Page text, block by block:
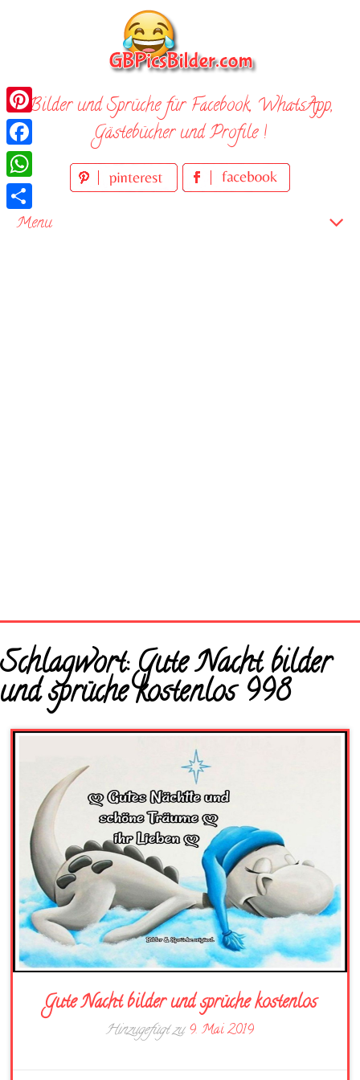
Bilder und Sprüche für Facebook, WhatsApp,
Gästebücher und Profile !
Menu
Startseite
Neue Bilder
Schlagwort:Gute Nacht bilder
und sprüche kostenlos 998
Gute Nacht bilder und sprüche kostenlos
Hinzugefügt zu9. Mai 2019
Pinterest
Facebook
WhatsApp
Teilen